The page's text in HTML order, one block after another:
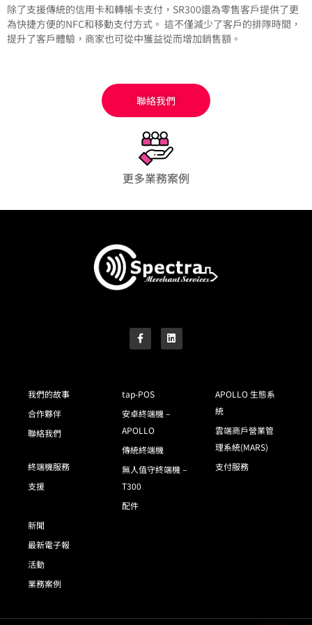
除了支援傳統的信用卡和轉帳卡支付，SR300還為零售客戶提供了更
為快捷方便的NFC和移動支付方式。 這不僅減少了客戶的排隊時間，
提升了客戶體驗，商家也可從中獲益從而增加銷售額。
聯絡我們
更多業務案例
我們的故事
合作夥伴
聯絡我們
終端機服務
支援
tap-POS
安卓終端機 –
APOLLO
傳統終端機
無人值守終端機 –
T300
配件
APOLLO 生態系
統
雲端商戶營業管
理系統(MARS)
支付服務
新聞
最新電子報
活動
業務案例